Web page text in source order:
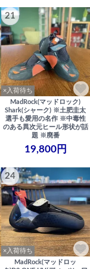
21
×入荷待ち
MadRock(マッドロック)
Shark(シャーク) ※土肥圭太
選手も愛用の名作 ※中毒性
のある異次元ヒール形状が話
題 ※廃番
19,800円
24
×入荷待ち
MadRock(マッドロッ